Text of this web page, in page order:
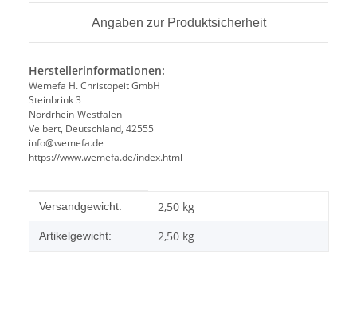
Angaben zur Produktsicherheit
Herstellerinformationen:
Wemefa H. Christopeit GmbH
Steinbrink 3
Nordrhein-Westfalen
Velbert, Deutschland, 42555
info@wemefa.de
https://www.wemefa.de/index.html
Produkteigenschaft
Wert
Versandgewicht: 2,50 kg
Artikelgewicht: 2,50 kg